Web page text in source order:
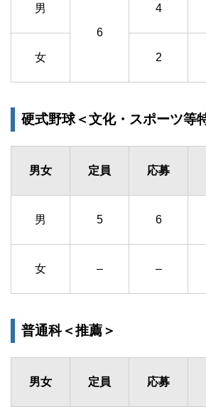
男
6
4
女 2
硬式野球＜文化・スポーツ等
男女 定員 応募
男 5 6
女 – –
普通科＜推薦＞
男女 定員 応募